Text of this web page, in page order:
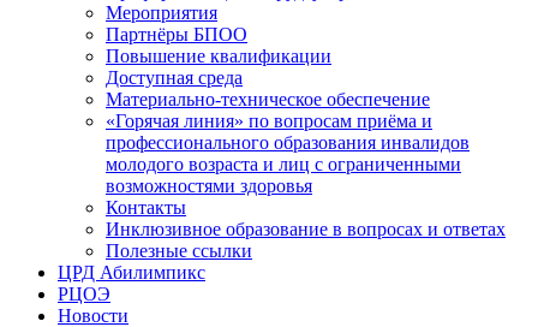
Мероприятия
Партнёры БПОО
Повышение квалификации
Доступная среда
Материально-техническое обеспечение
«Горячая линия» по вопросам приёма и
профессионального образования инвалидов
молодого возраста и лиц с ограниченными
возможностями здоровья
Контакты
Инклюзивное образование в вопросах и ответах
Полезные ссылки
ЦРД Абилимпикс
РЦОЭ
Новости